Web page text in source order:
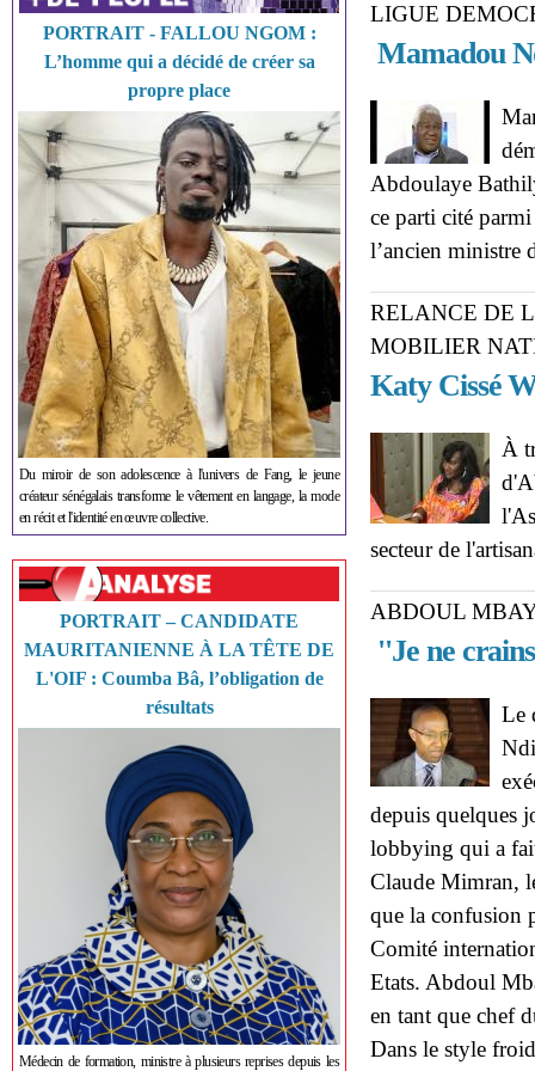
PORTRAIT - FALLOU NGOM :
L’homme qui a décidé de créer sa
propre place
Du miroir de son adolescence à l'univers de Fang, le jeune
créateur sénégalais transforme le vêtement en langage, la mode
en récit et l'identité en œuvre collective.
PORTRAIT – CANDIDATE
MAURITANIENNE À LA TÊTE DE
L'OIF : Coumba Bâ, l’obligation de
résultats
Médecin de formation, ministre à plusieurs reprises depuis les
LIGUE
Mamadou
Abdoulaye
ce parti cité
l’ancien ministre
RELANCE DE
MOBILIER
Katy Cissé
À
secteur de
ABDOUL
''Je ne
Le
depuis quelques
lobbying qui a
Claude Mimran,
que la confusion
Comité
Etats. Abdoul
en tant que chef
Dans le style